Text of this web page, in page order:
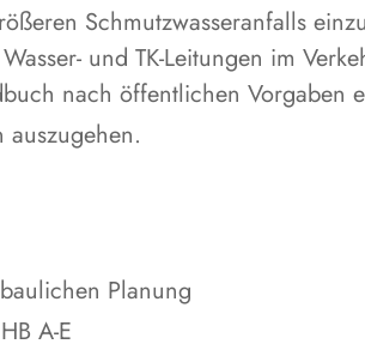
Schmutzwasseranfalls
und TK-Leitungen im
nach öffentlichen Vorgaben
Planung
A-E